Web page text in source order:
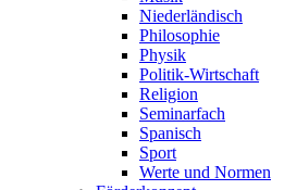
Niederländisch
Philosophie
Physik
Politik-Wirtschaft
Religion
Seminarfach
Spanisch
Sport
Werte und Normen